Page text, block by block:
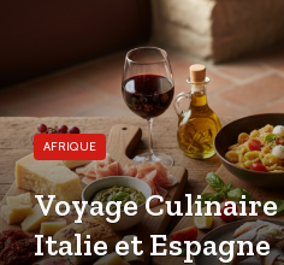
AFRIQUE
Voyage
Italie et Espagne